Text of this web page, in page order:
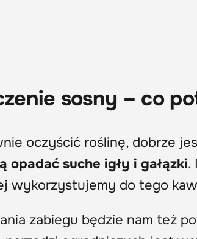
sosny – co
oczyścić roślinę, dobrze
opadać suche igły i gałązki.
wykorzystujemy do tego
zabiegu będzie nam też